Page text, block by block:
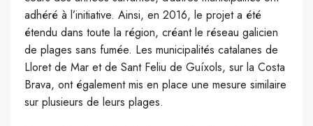
adhéré à l’initiative. Ainsi, en 2016, le projet a été
étendu dans toute la région, créant le réseau galicien
de plages sans fumée. Les municipalités catalanes de
Lloret de Mar et de Sant Feliu de Guíxols, sur la Costa
Brava, ont également mis en place une mesure similaire
sur plusieurs de leurs plages.